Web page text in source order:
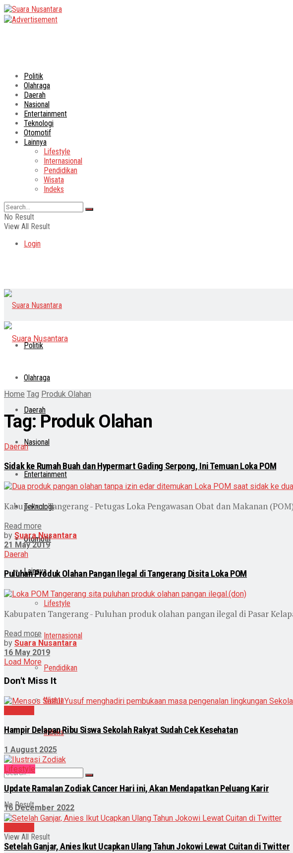
Politik
Olahraga
Daerah
Nasional
Entertainment
Teknologi
Otomotif
Lainnya
Lifestyle
Internasional
Pendidikan
Wisata
Indeks
No Result
View All Result
Login
Politik
Olahraga
Daerah
Nasional
Entertainment
Teknologi
Otomotif
Lainnya
Lifestyle
Internasional
Pendidikan
Wisata
Indeks
No Result
View All Result
Home Tag Produk Olahan
Tag: Produk Olahan
Daerah
Sidak ke Rumah Buah dan Hypermart Gading Serpong, Ini Temuan Loka POM
Kabupaten Tangerang - Petugas Loka Pengawasan Obat dan Makanan
Read more
by Suara Nusantara
21 May 2019
Daerah
Puluhan Produk Olahan Pangan Ilegal di Tangerang Disita Loka POM
Kabupaten Tangerang - Puluhan produk olahan pangan ilegal di Pasar
Read more
by Suara Nusantara
16 May 2019
Load More
Don't Miss It
Hampir Delapan Ribu Siswa Sekolah Rakyat Sudah Cek Kesehatan
1 August 2025
Lifestyle
Update Ramalan Zodiak Cancer Hari ini, Akan Mendapatkan Peluang Karir
16 December 2022
Setelah Ganjar, Anies Ikut Ucapkan Ulang Tahun Jokowi Lewat Cuitan di Twitter